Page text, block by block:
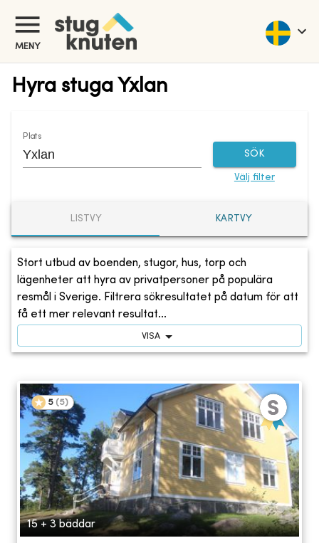
MENY
Hyra stuga Yxlan
Plats
SÖK
Välj filter
LISTVY KARTVY
Stort utbud av boenden, stugor, hus, torp och
lägenheter att hyra av privatpersoner på populära
resmål i Sverige. Filtrera sökresultatet på datum för att
få ett mer relevant resultat...
VISA
5 (5)
15 + 3 bäddar